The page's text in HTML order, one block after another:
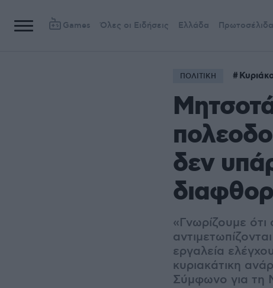
Games Όλες οι Ειδήσεις Ελλάδα Πρωτοσέλιδα
ΠΟΛΙΤΙΚΗ
δεν
«Γνωρίζουμε ότι
εργαλεία
κυριακάτικη
Σύμφωνο για τη